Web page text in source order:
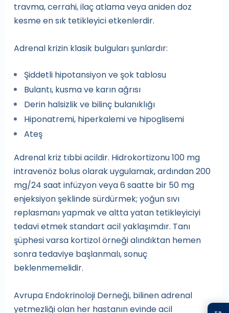
travma, cerrahi, ilaç atlama veya aniden doz
kesme en sık tetikleyici etkenlerdir.
Adrenal krizin klasik bulguları şunlardır:
Şiddetli hipotansiyon ve şok tablosu
Bulantı, kusma ve karın ağrısı
Derin halsizlik ve bilinç bulanıklığı
Hiponatremi, hiperkalemi ve hipoglisemi
Ateş
Adrenal kriz tıbbi acildir. Hidrokortizonu 100 mg
intravenöz bolus olarak uygulamak, ardından 200
mg/24 saat infüzyon veya 6 saatte bir 50 mg
enjeksiyon şeklinde sürdürmek; yoğun sıvı
replasmanı yapmak ve altta yatan tetikleyiciyi
tedavi etmek standart acil yaklaşımdır. Tanı
şüphesi varsa kortizol örneği alındıktan hemen
sonra tedaviye başlanmalı, sonuç
beklenmemelidir.
Avrupa Endokrinoloji Derneği, bilinen adrenal
yetmezliği olan her hastanın evinde acil